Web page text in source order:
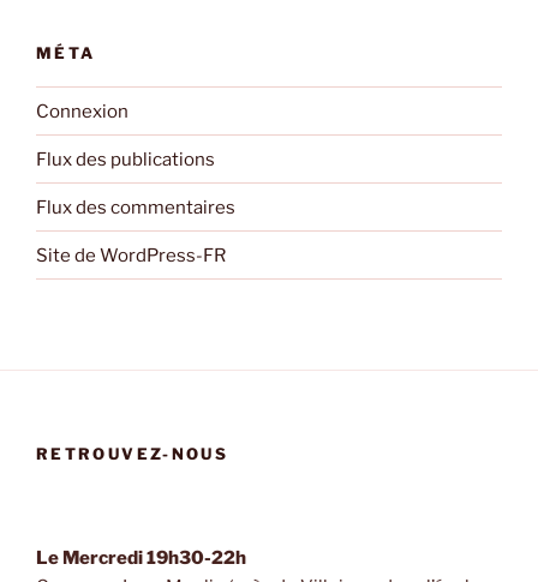
MÉTA
Connexion
Flux des publications
Flux des commentaires
Site de WordPress-FR
RETROUVEZ-NOUS
Le Mercredi 19h30-22h